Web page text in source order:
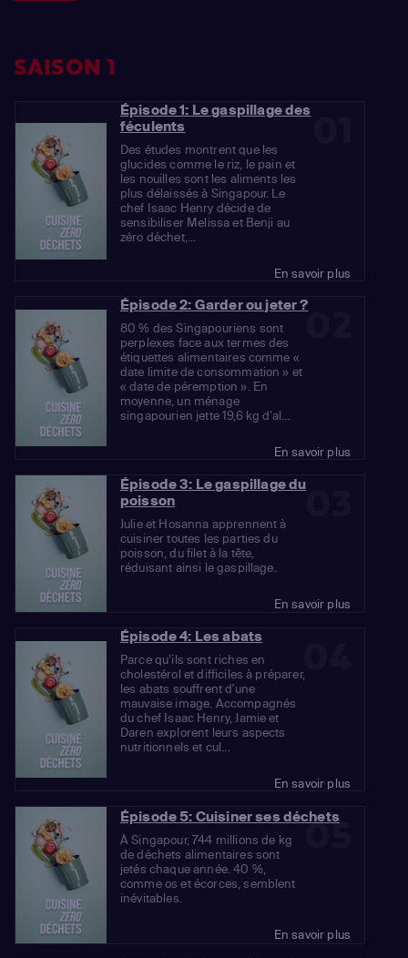
SAISON 1
Épisode 1: Le gaspillage des
féculents
Des études montrent que les
glucides comme le riz, le pain et
les nouilles sont les aliments les
plus délaissés à Singapour. Le
chef Isaac Henry décide de
sensibiliser Melissa et Benji au
zéro déchet,...
En savoir plus
02
Épisode 2: Garder ou jeter ?
80 % des Singapouriens sont
perplexes face aux termes des
étiquettes alimentaires comme «
date limite de consommation » et
« date de péremption ». En
moyenne, un ménage
singapourien jette 19,6 kg d’al...
En savoir plus
03
Épisode 3: Le gaspillage du
poisson
Julie et Hosanna apprennent à
cuisiner toutes les parties du
poisson, du filet à la tête,
réduisant ainsi le gaspillage.
En savoir plus
Épisode 4: Les abats
Parce qu’ils sont riches en
cholestérol et difficiles à préparer,
les abats souffrent d'une
mauvaise image. Accompagnés
du chef Isaac Henry, Jamie et
Daren explorent leurs aspects
nutritionnels et cul...
En savoir plus
05
Épisode 5: Cuisiner ses déchets
À Singapour, 744 millions de kg
de déchets alimentaires sont
jetés chaque année. 40 %,
comme os et écorces, semblent
inévitables.
En savoir plus